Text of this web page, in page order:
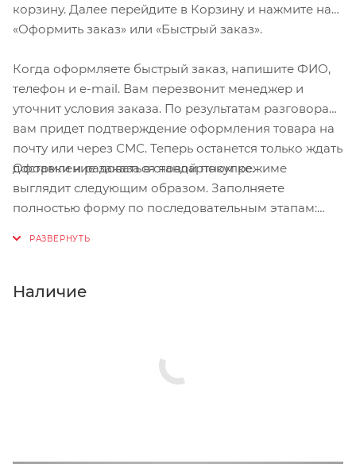
корзину. Далее перейдите в Корзину и нажмите на
«Оформить заказ» или «Быстрый заказ».
Когда оформляете быстрый заказ, напишите ФИО,
телефон и e-mail. Вам перезвонит менеджер и
уточнит условия заказа. По результатам разговора
вам придет подтверждение оформления товара на
почту или через СМС. Теперь останется только ждать
доставки и радоваться новой покупке.
Оформление заказа в стандартном режиме
выглядит следующим образом. Заполняете
полностью форму по последовательным этапам:
Нажмите кнопку «Оформить заказ».
Наличие